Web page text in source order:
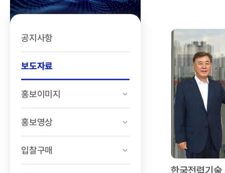
공지사항
보도자료
홍보이미지
홍보영상
입찰구매
한국전력기